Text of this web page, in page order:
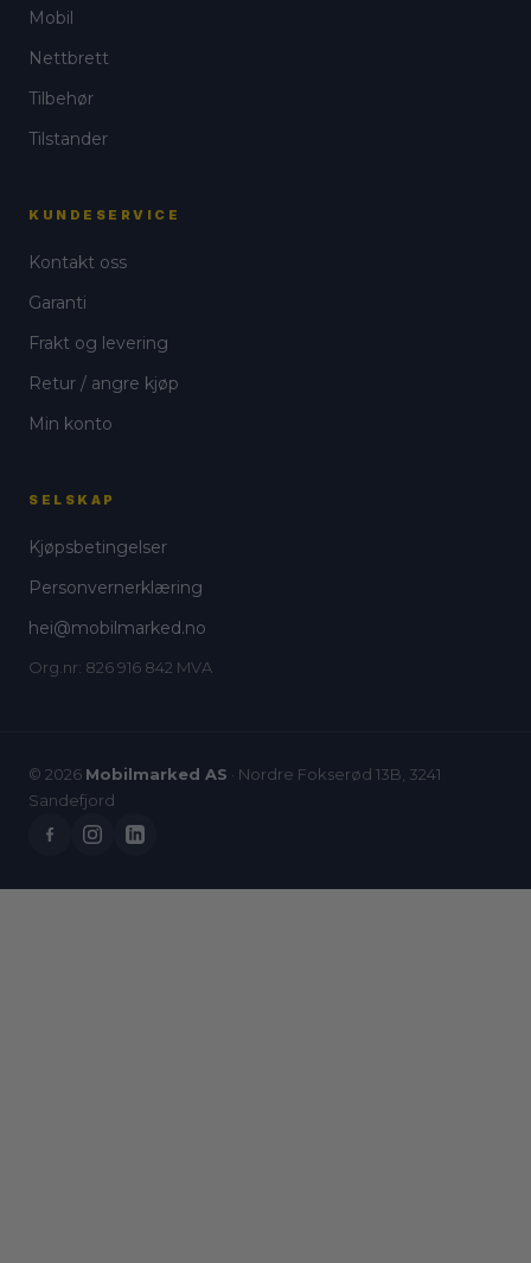
Mobil
Nettbrett
Tilbehør
Tilstander
KUNDESERVICE
Kontakt oss
Garanti
Frakt og levering
Retur / angre kjøp
Min konto
SELSKAP
Kjøpsbetingelser
Personvernerklæring
hei@mobilmarked.no
Org.nr: 826 916 842 MVA
© 2026 Mobilmarked AS · Nordre Fokserød 13B, 3241
Sandefjord